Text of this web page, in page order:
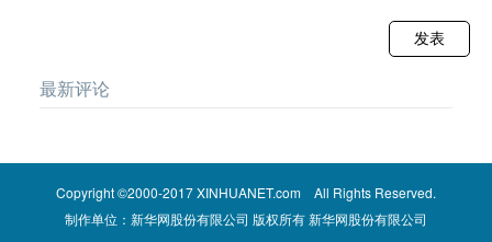
发表
最新评论
Copyright ©2000-2017 XINHUANET.com All Rights Reserved.
制作单位：新华网股份有限公司 版权所有 新华网股份有限公司